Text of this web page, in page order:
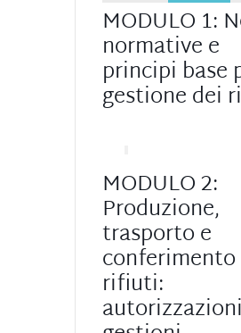
MODULO 1:
normative e
principi base
gestione dei
MODULO 2:
Produzione,
trasporto e
rifiuti: